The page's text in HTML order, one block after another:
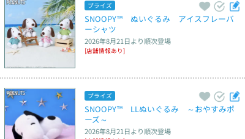
プライズ
SNOOPY™　ぬいぐるみ　アイスフレーバ
ーシャツ
2026年8月21日より順次登場
[店舗情報あり]
プライズ
SNOOPY™　LLぬいぐるみ　～おやすみポ
ーズ～
2026年8月21日より順次登場